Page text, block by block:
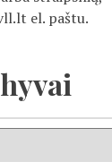
el. paštu.